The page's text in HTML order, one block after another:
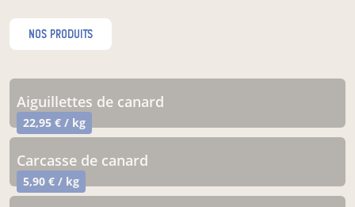
nos produits
aiguillettes de canard
22,95 € / kg
carcasse de canard
5,90 € / kg